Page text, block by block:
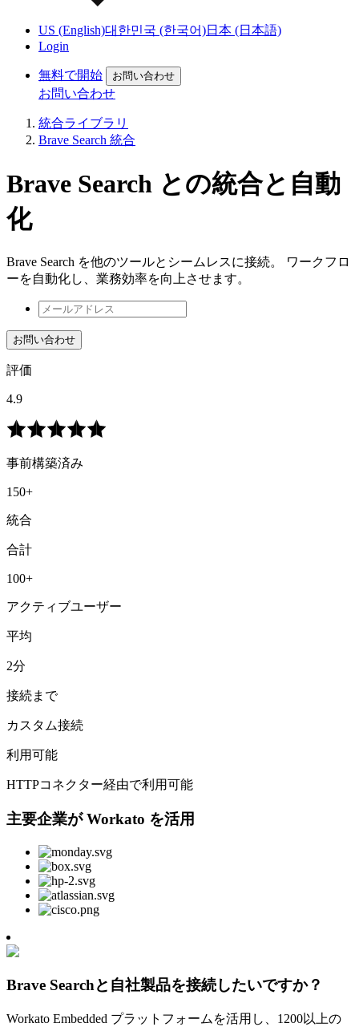
US (English)대한민국 (한국어)日本 (日本語)
Login
無料で開始 お問い合わせ
お問い合わせ
統合ライブラリ
Brave Search 統合
Brave Search との統合と自動
化
Brave Search を他のツールとシームレスに接続。 ワークフロ
ーを自動化し、業務効率を向上させます。
お問い合わせ
評価
4.9
事前構築済み
150+
統合
合計
100+
アクティブユーザー
平均
2分
接続まで
カスタム接続
利用可能
HTTPコネクター経由で利用可能
主要企業が Workato を活用
Brave Searchと自社製品を接続したいですか？
Workato Embedded プラットフォームを活用し、1200以上の